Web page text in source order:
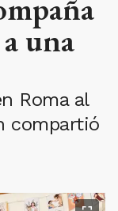
una
Roma al
compartió